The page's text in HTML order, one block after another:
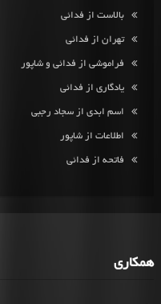
بالاست از فدائی
تهران از فدائی
فراموشی از فدائی و شاپور
یادگاری از فدائی
اسم ابدی از سجاد رجبی
اطلاعات از شاپور
فاتحه از فدائی
همکاری